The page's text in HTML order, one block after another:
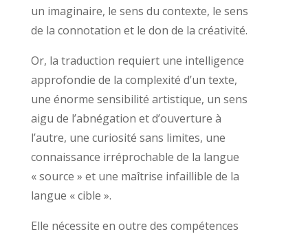
un imaginaire, le sens du contexte, le sens
de la connotation et le don de la créativité.
Or, la traduction requiert une intelligence
approfondie de la complexité d’un texte,
une énorme sensibilité artistique, un sens
aigu de l’abnégation et d’ouverture à
l’autre, une curiosité sans limites, une
connaissance irréprochable de la langue
« source » et une maîtrise infaillible de la
langue « cible ».
Elle nécessite en outre des compétences